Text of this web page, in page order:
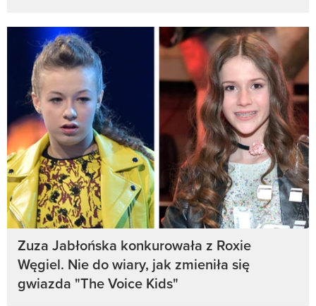
Zuza Jabłońska konkurowała z Roxie
Węgiel. Nie do wiary, jak zmieniła się
gwiazda "The Voice Kids"